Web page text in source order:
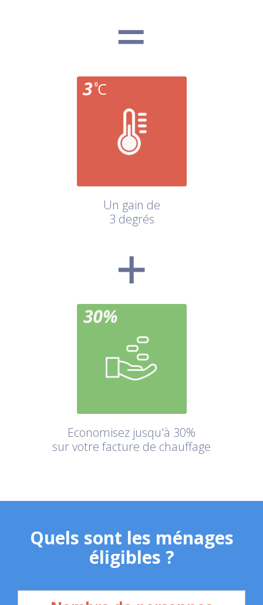
Un gain de
3 degrés
Economisez jusqu'à 30%
sur votre facture de chauffage
Quels sont les ménages
éligibles ?